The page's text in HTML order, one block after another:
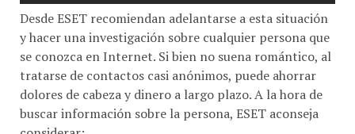
Desde ESET recomiendan adelantarse a esta situación
y hacer una investigación sobre cualquier persona que
se conozca en Internet. Si bien no suena romántico, al
tratarse de contactos casi anónimos, puede ahorrar
dolores de cabeza y dinero a largo plazo. A la hora de
buscar información sobre la persona, ESET aconseja
considerar: